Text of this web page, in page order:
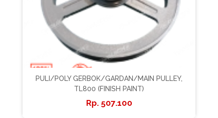
PULI/POLY GERBOK/GARDAN/MAIN PULLEY,
TL800 (FINISH PAINT)
507.100